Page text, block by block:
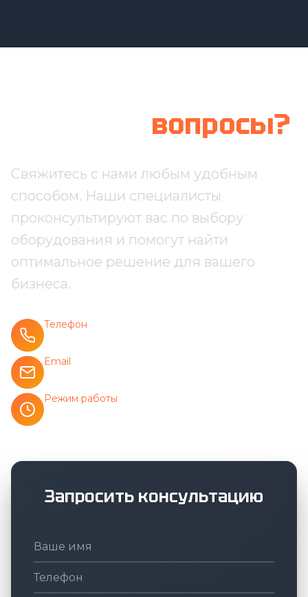
вопросы?
Свяжитесь с нами любым удобным
способом. Наши специалисты
проконсультируют вас по выбору
оборудования и помогут найти
оптимальное решение для вашего
бизнеса.
Телефон
Email
Режим работы
Запросить консультацию